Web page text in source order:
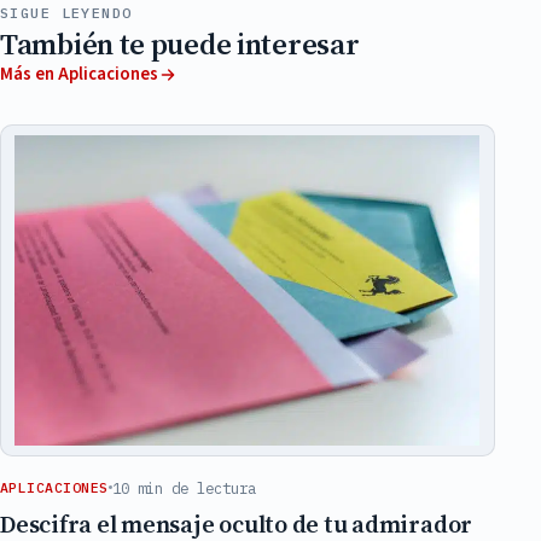
SIGUE LEYENDO
También te puede interesar
Más en Aplicaciones
APLICACIONES 10 min de lectura
Descifra el mensaje oculto de tu admirador